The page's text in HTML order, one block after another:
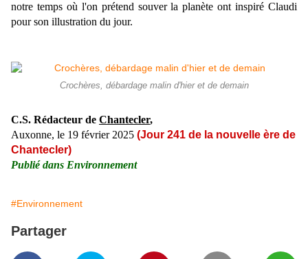
notre temps où l'on prétend souver la planète ont inspiré Claudi
pour son illustration du jour.
Crochères, débardage malin d'hier et de demain
C.S. Rédacteur de Chantecler,
Auxonne, le 19 février 2025 (Jour 241 de la nouvelle ère de
Chantecler)
Publié dans Environnement
#Environnement
Partager